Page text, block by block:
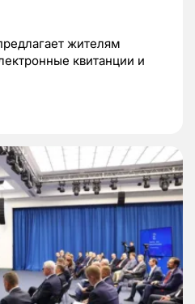
жителям
квитанции и